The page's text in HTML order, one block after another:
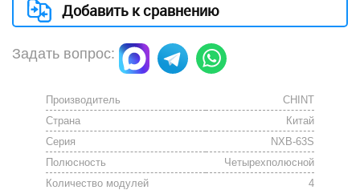
Добавить к сравнению
Задать вопрос:
Производитель
CHINT
Страна
Китай
Серия
NXB-63S
Полюсность
Четырехполюсной
Количество модулей
4